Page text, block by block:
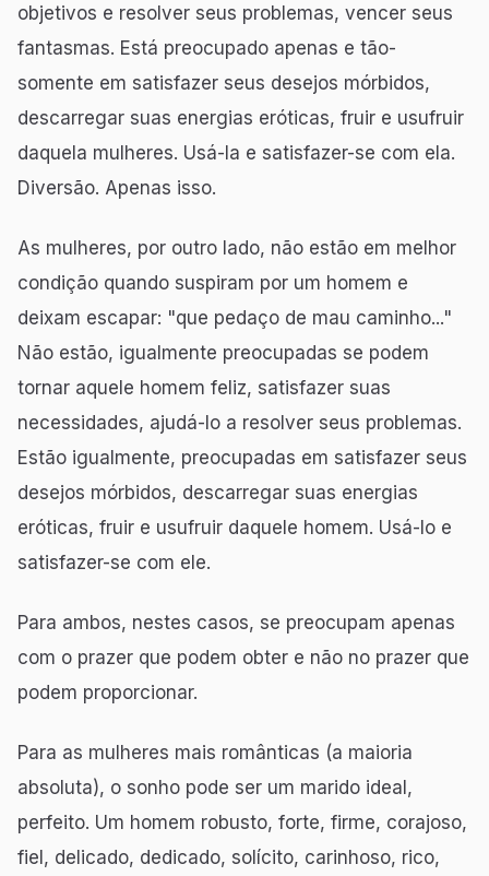
objetivos e resolver seus problemas, vencer seus
fantasmas. Está preocupado apenas e tão-
somente em satisfazer seus desejos mórbidos,
descarregar suas energias eróticas, fruir e usufruir
daquela mulheres. Usá-la e satisfazer-se com ela.
Diversão. Apenas isso.
As mulheres, por outro lado, não estão em melhor
condição quando suspiram por um homem e
deixam escapar: "que pedaço de mau caminho..."
Não estão, igualmente preocupadas se podem
tornar aquele homem feliz, satisfazer suas
necessidades, ajudá-lo a resolver seus problemas.
Estão igualmente, preocupadas em satisfazer seus
desejos mórbidos, descarregar suas energias
eróticas, fruir e usufruir daquele homem. Usá-lo e
satisfazer-se com ele.
Para ambos, nestes casos, se preocupam apenas
com o prazer que podem obter e não no prazer que
podem proporcionar.
Para as mulheres mais românticas (a maioria
absoluta), o sonho pode ser um marido ideal,
perfeito. Um homem robusto, forte, firme, corajoso,
fiel, delicado, dedicado, solícito, carinhoso, rico,